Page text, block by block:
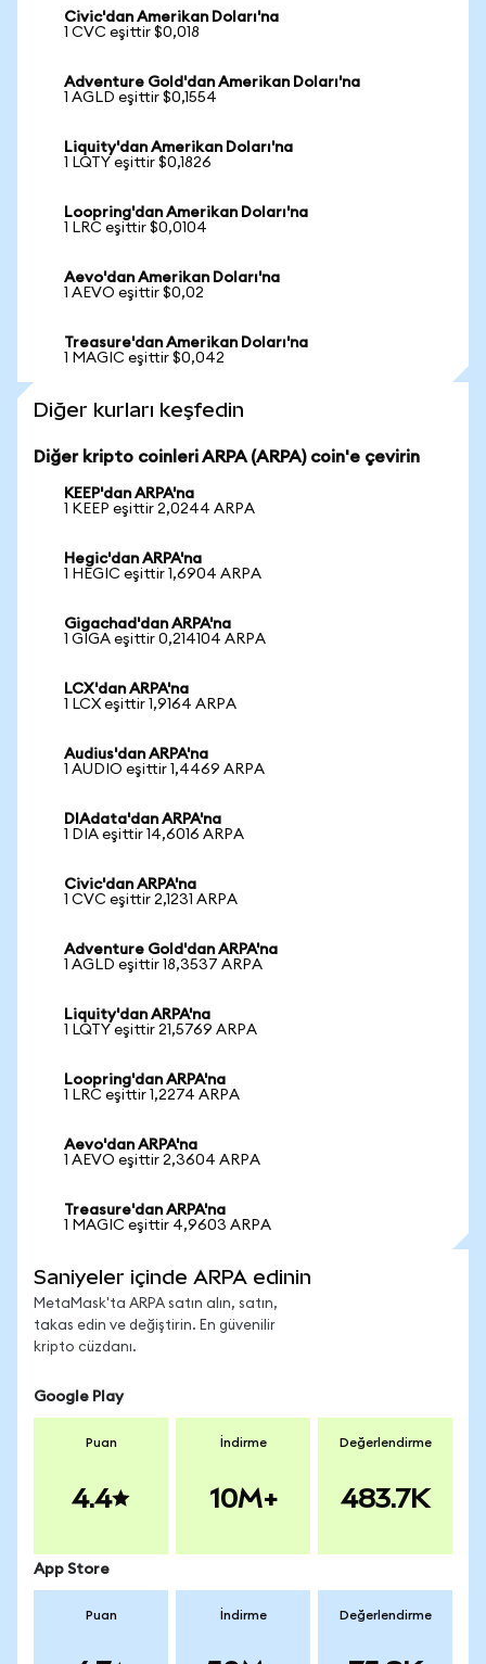
Civic'dan Amerikan Doları'na
1 CVC eşittir $0,018
Adventure Gold'dan Amerikan Doları'na
1 AGLD eşittir $0,1554
Liquity'dan Amerikan Doları'na
1 LQTY eşittir $0,1826
Loopring'dan Amerikan Doları'na
1 LRC eşittir $0,0104
Aevo'dan Amerikan Doları'na
1 AEVO eşittir $0,02
Treasure'dan Amerikan Doları'na
1 MAGIC eşittir $0,042
Diğer kurları keşfedin
Diğer kripto coinleri ARPA (ARPA) coin'e çevirin
KEEP'dan ARPA'na
1 KEEP eşittir 2,0244 ARPA
Hegic'dan ARPA'na
1 HEGIC eşittir 1,6904 ARPA
Gigachad'dan ARPA'na
1 GIGA eşittir 0,214104 ARPA
LCX'dan ARPA'na
1 LCX eşittir 1,9164 ARPA
Audius'dan ARPA'na
1 AUDIO eşittir 1,4469 ARPA
DIAdata'dan ARPA'na
1 DIA eşittir 14,6016 ARPA
Civic'dan ARPA'na
1 CVC eşittir 2,1231 ARPA
Adventure Gold'dan ARPA'na
1 AGLD eşittir 18,3537 ARPA
Liquity'dan ARPA'na
1 LQTY eşittir 21,5769 ARPA
Loopring'dan ARPA'na
1 LRC eşittir 1,2274 ARPA
Aevo'dan ARPA'na
1 AEVO eşittir 2,3604 ARPA
Treasure'dan ARPA'na
1 MAGIC eşittir 4,9603 ARPA
Saniyeler içinde ARPA edinin
MetaMask'ta ARPA satın alın, satın,
takas edin ve değiştirin. En güvenilir
kripto cüzdanı.
Google Play
Puan
4.4
İndirme
10M+
Değerlendirme
483.7K
App Store
Puan İndirme Değerlendirme